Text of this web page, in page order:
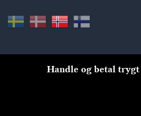
Handle og betal trygt